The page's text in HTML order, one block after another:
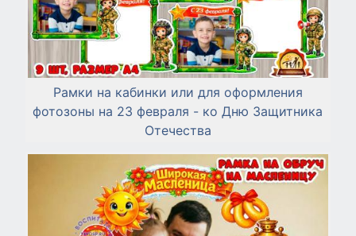
Рамки на кабинки или для оформления
фотозоны на 23 февраля - ко Дню Защитника
Отечества